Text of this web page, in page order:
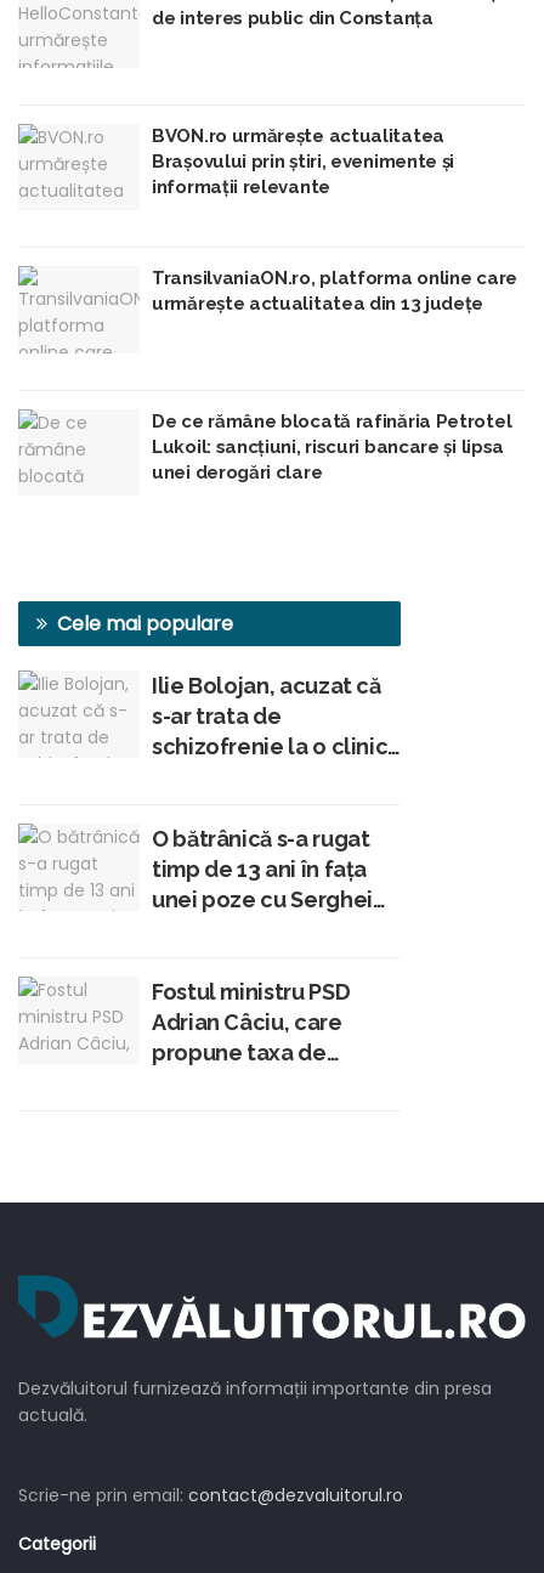
de interes public din Constanța
BVON.ro urmărește actualitatea
Brașovului prin știri, evenimente și
informații relevante
TransilvaniaON.ro, platforma online care
urmărește actualitatea din 13 județe
De ce rămâne blocată rafinăria Petrotel
Lukoil: sancțiuni, riscuri bancare și lipsa
unei derogări clare
Cele mai populare
Ilie Bolojan, acuzat că
s-ar trata de
schizofrenie la o clinică
Române
O bătrânică s-a rugat
timp de 13 ani în fața
unei poze cu Serghei
Hristos!”
Fostul ministru PSD
Adrian Câciu, care
propune taxa de
Dezvăluitorul furnizează informații importante din presa
actuală.
Scrie-ne prin email: contact@dezvaluitorul.ro
Categorii